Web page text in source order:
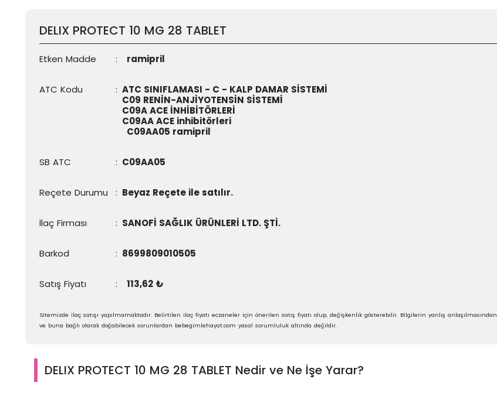
DELIX PROTECT 10 MG 28 TABLET
Etken Madde : ramipril
ATC Kodu : ATC SINIFLAMASI - C - KALP DAMAR SİSTEMİ
C09 RENİN-ANJİYOTENSİN SİSTEMİ
C09A ACE İNHİBİTÖRLERİ
C09AA ACE inhibitörleri
C09AA05 ramipril
SB ATC : C09AA05
Reçete Durumu : Beyaz Reçete ile satılır.
İlaç Firması : SANOFİ SAĞLIK ÜRÜNLERİ LTD. ŞTİ.
Barkod : 8699809010505
Satış Fiyatı : 113,62 ₺
Sitemizde ilaç satışı yapılmamaktadır. Belirtilen ilaç fiyatı eczaneler için önerilen satış fiyatı olup, değişkenlik gösterebilir. Bilgilerin yanlış anlaşılmasından
ve buna bağlı olarak doğabilecek sorunlardan bebegimlehayat.com yasal sorumluluk altında değildir.
DELIX PROTECT 10 MG 28 TABLET Nedir ve Ne İşe Yarar?